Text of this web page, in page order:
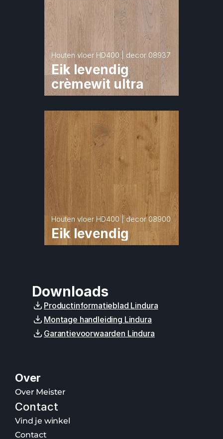
Houten vloer HD400 | decor 08937
Eik levendig
crèmewit ultra
Houten vloer HD400 | decor 08900
Eik levendig
Downloads
Productinformatieblad Lindura
Montage handleiding Lindura
Garantievoorwaarden Lindura
Over
Over Meister
Contact
Vind je winkel
Contact